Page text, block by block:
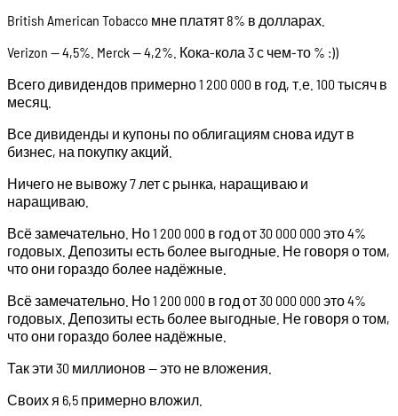
British American Tobacco мне платят 8% в долларах.
Verizon — 4,5%. Merck — 4,2%. Кока-кола 3 с чем-то % :))
Всего дивидендов примерно 1 200 000 в год, т.е. 100 тысяч в
месяц.
Все дивиденды и купоны по облигациям снова идут в
бизнес, на покупку акций.
Ничего не вывожу 7 лет с рынка, наращиваю и
наращиваю.
Всё замечательно. Но 1 200 000 в год от 30 000 000 это 4%
годовых. Депозиты есть более выгодные. Не говоря о том,
что они гораздо более надёжные.
Всё замечательно. Но 1 200 000 в год от 30 000 000 это 4%
годовых. Депозиты есть более выгодные. Не говоря о том,
что они гораздо более надёжные.
Так эти 30 миллионов — это не вложения.
Своих я 6,5 примерно вложил.